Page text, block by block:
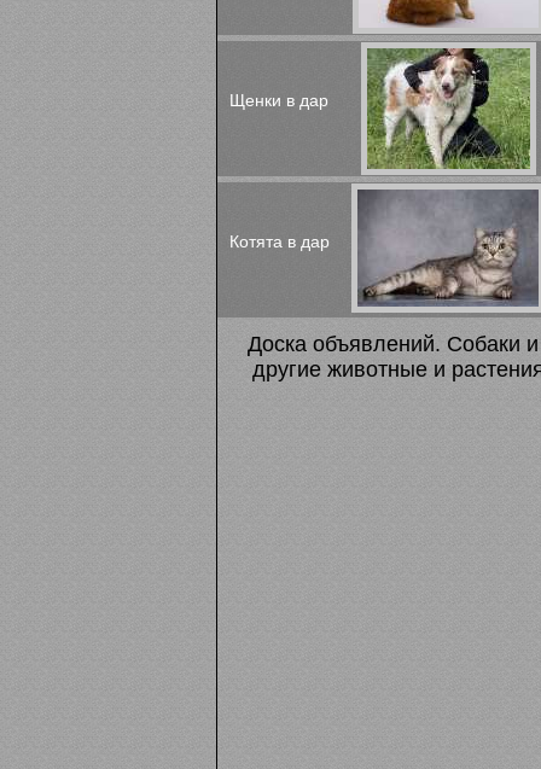
Щенки в дар
Котята в дар
Доска объявлений. Собаки
другие животные и